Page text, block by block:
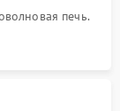
печь.